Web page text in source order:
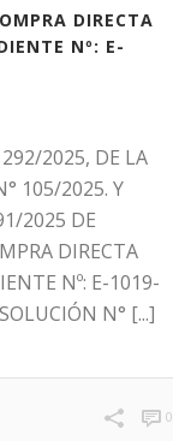
DIRECTA
Nº: E-
2025, DE LA
105/2025. Y
2025 DE
DIRECTA
Nº: E-1019-
N° [...]
0